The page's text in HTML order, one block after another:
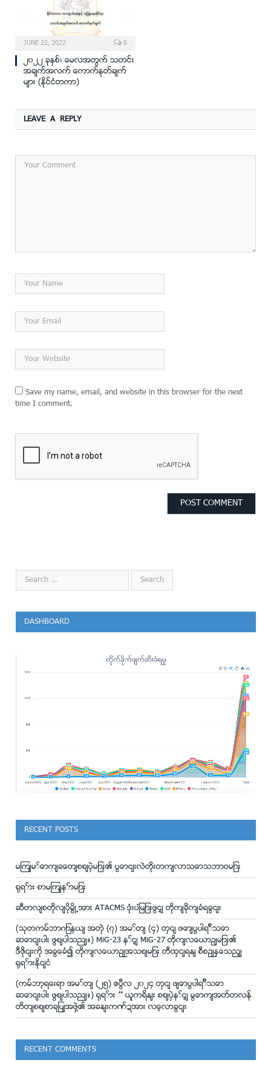
JUNE 22, 2022 0
၂၀၂၂ ခုႏွစ္၊ ေမလအတြက္ သတင္း
အခ်က္အလက္ ေကာက္ႏုတ္ခ်က္
မ်ား (ႏိုင္ငံတကာ)
LEAVE A REPLY
Save my name, email, and website in this browser for the next
time I comment.
DASHBOARD
RECENT POSTS
မျက်မှောက်ခေတ်စစ်ပွဲများ၏ ပြောင်းလဲတိုးတက်လာသောသဘာဝများ
ရုရှား စာမျက်နှာများ
ဆီဗာလ်စတိုလ်ပိုမြို့အား ATACMS ဒုံးပျံများဖြင့် တိုက်ခိုက်ခံရခြင်း
(သုတကမ္ဘာဂျာနယ် အတွဲ (၇) အမှတ် (၄) တွင် ဖော်ပြပါရှိသော
ဆောင်းပါး ဖြစ်ပါသည်။) MiG-23 နှင့် MiG-27 တိုက်လေယာဥ်များ၏
ဒီဇိုင်းကို အခြေခံ၍ တိုက်လေယာဉ်အသစ်များ တီထွင်ရန် စီစဉ်နေသည့်
ရုရှားနိုင်ငံ
(ကမ္ဘာ့ရေးရာ အမှတ် (၂၅) ဧပြီလ ၂၀၂၄ တွင် ဖ်ောပြပါရှိသော
ဆောင်းပါး ဖြစ်ပါသည်။) ရုရှား – ယူကရိန်း စစ်ပွဲနှင့် မြောက်အတ္တလန္
တိတ်စစ်စာချုပ်အဖွဲ့၏ အခန်းကဏ္ဍအား လေ့လာခြင်း
RECENT COMMENTS